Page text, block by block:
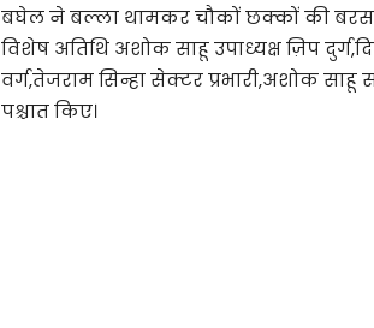
बघेल ने बल्ला थामकर चौकों छक्कों की
विशेष अतिथि अशोक साहू उपाध्यक्ष ज़िप
वर्ग,तेजराम सिन्हा सेक्टर प्रभारी,अशोक
पश्चात किए।